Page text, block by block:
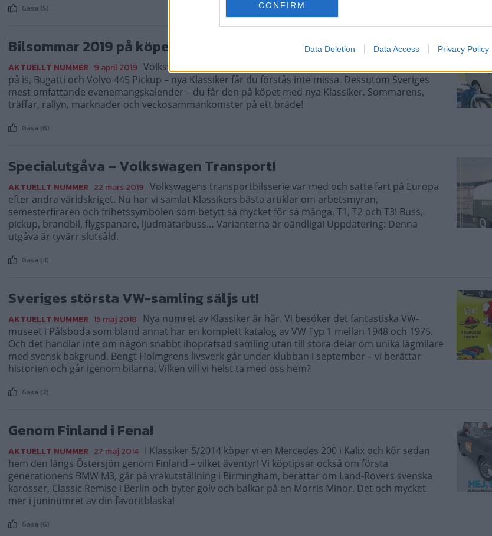
CONFIRM
Data Deletion Data Access Privacy Policy
Gasa (5)
Bilsommar 2019 på köpet!
AKTUELLT NUMMER 9 april 2019 Volkswagen Typ 3, Opel Kadett Rallye, Mercedes 500 SL, Hundkojor
på is, Bugatti och Volvo 445 Pickup – nya Klassiker får du förstås inte missa. Dessutom Sveriges
mest omfattande evenemangskalender – du får den på köpet med nya Klassiker. Sommarens,
träffar, rallyn, marknader och veckosammankomster på ett bräde!
Gasa (6)
Specialutgåva – Volkswagen Transport!
AKTUELLT NUMMER 22 mars 2019 Volkswagens transportbilsserie var med och satte fart på Europa
efter andra världskriget. Nu har vi samlat Klassikers bästa artiklar om arbetsmyran,
semesterfiraren och frihetssymbolen som betytt så mycket för så många. T1, T2 och T3! Buss,
pickup, brandbil, flygspanare, ljudmätarbuss… Varianterna är oändliga! Uppdatering: Denna
utgåva är tyvärr slutsåld.
Gasa (4)
Sveriges största VW-samling säljs ut!
AKTUELLT NUMMER 15 maj 2018 Nya numret av Klassiker är här. Vi besöker det fantastiska VW-
museet i Pålsboda som bland annat har en komplett katalog av VW Typ 1 mellan 1948 och 1975.
Och det handlar inte om någon snabbt ihoprafsad samling utan till stora delar om unika lågmilare
med svensk bakgrund. Bengt Holmgrens livsverk går under klubban i september – vi berättar
historien och går igenom bilarna. Vilken vill vi helst ta med oss hem?
Gasa (2)
Genom Finland i Fena!
AKTUELLT NUMMER 27 maj 2014 I Klassiker 5/2014 köper vi en Mercedes 200 i Kalix och kör sedan
hem den längs Östersjön genom Finland – vilket äventyr! Vi köptipsar också om första
generationens BMW M3, går på vrakutställning i Birmingham, berättar om Land-Rovers svenska
karosser, Classic Remise i Berlin och byter golv och balkar på en Morris Minor. Det och mycket
mer i juninumret av din favoritblaska!
Gasa (6)